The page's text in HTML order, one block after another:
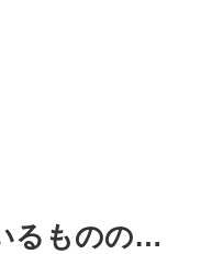
るものの…